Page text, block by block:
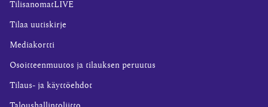
TilisanomatLIVE
Tilaa uutiskirje
Mediakortti
Osoitteenmuutos ja tilauksen peruutus
Tilaus- ja käyttöehdot